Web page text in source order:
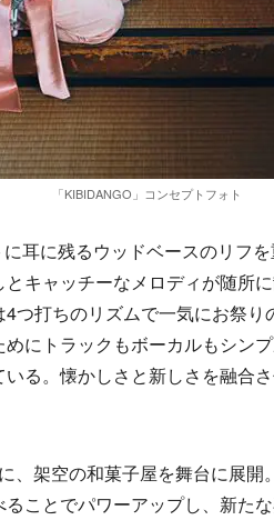
「KIBIDANGO」コンセプトフォト
耳に残るウッドベースのリフ
キャッチーなメロディが随所
つ打ちのリズムで一気にお祭
にトラックもボーカルもシン
る。懐かしさと新しさを融合
、架空の和菓子屋を舞台に展開
ことでパワーアップし、新た